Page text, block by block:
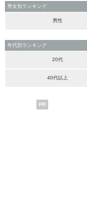
男女別ランキング
男性
年代別ランキング
20代
40代以上
PR